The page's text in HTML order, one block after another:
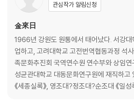
관심작가 알림신청
金來日
1966년 강원도 원통에서 태어났다. 서강
업하고, 고려대학교 고전번역협동과정 석
족문화추진회 국역연수원 연수부와 상임
성균관대학교 대동문화연구원에 재직하고
《세종실록》, 영조대?정조대?순조대 《일성